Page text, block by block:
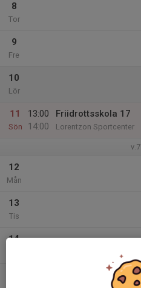
8
Tor
9
Fre
10
Lör
11
Sön
13:00
14:00
Friidrottsskola 17
Lorentzon Sportcenter
v.7
12
Mån
13
Tis
14